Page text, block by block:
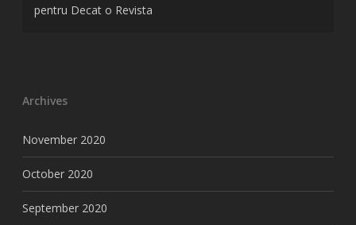
pentru Decat o Revista
Archives
November 2020
October 2020
September 2020